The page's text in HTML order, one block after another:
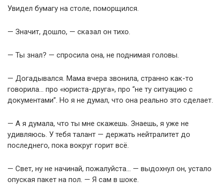
Увидел бумагу на столе, поморщился.
— Значит, дошло, — сказал он тихо.
— Ты знал? — спросила она, не поднимая головы.
— Догадывался. Мама вчера звонила, странно как-то
говорила… про «юриста-друга», про “не ту ситуацию с
документами”. Но я не думал, что она реально это сделает.
— А я думала, что ты мне скажешь. Знаешь, я уже не
удивляюсь. У тебя талант — держать нейтралитет до
последнего, пока вокруг горит всё.
— Свет, ну не начинай, пожалуйста… — выдохнул он, устало
опуская пакет на пол. — Я сам в шоке.